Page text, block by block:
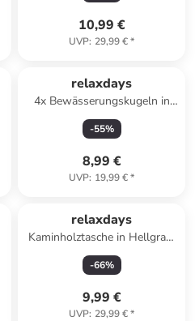
10,99 €
UVP: 29,99 €*
relaxdays
4x Bewässerungskugeln in
Terracotta
-55%
8,99 €
UVP: 19,99 €*
relaxdays
Kaminholztasche in Hellgrau/
Schwarz - (B)50 x (H)25 x
(T)25 cm
-66%
9,99 €
UVP: 29,99 €*